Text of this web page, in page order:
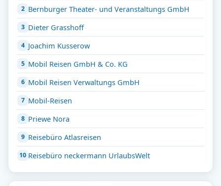
Bernburger Theater- und Veranstaltungs GmbH
Dieter Grasshoff
Joachim Kusserow
Mobil Reisen GmbH & Co. KG
Mobil Reisen Verwaltungs GmbH
Mobil-Reisen
Priewe Nora
Reisebüro Atlasreisen
Reisebüro neckermann UrlaubsWelt